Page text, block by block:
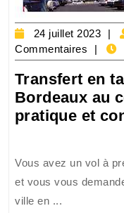
24 juillet 2023
Commentaires
Transfert en
Bordeaux au
pratique et
Vous avez un vol à
et vous vous
ville en ...